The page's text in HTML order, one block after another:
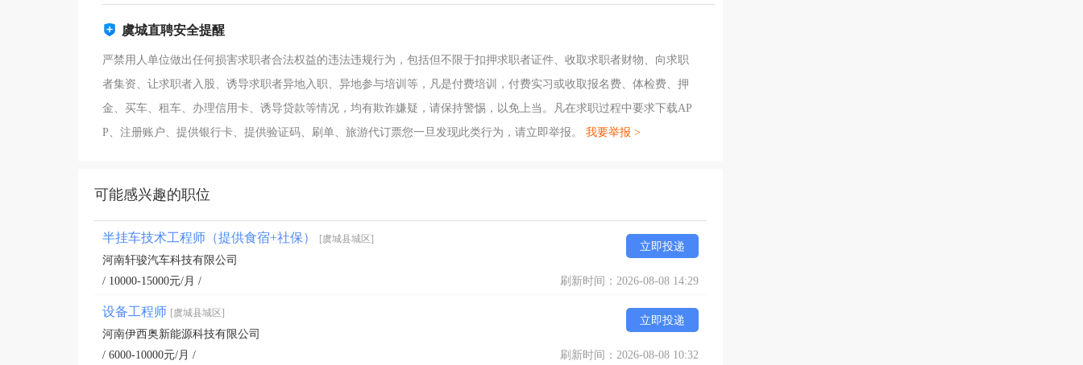
虞城直聘安全提醒
严禁用人单位做出任何损害求职者合法权益的违法违规行为，包括但不限于扣押求职者证件、收取求职者财物、向求职
者集资、让求职者入股、诱导求职者异地入职、异地参与培训等，凡是付费培训，付费实习或收取报名费、体检费、押
金、买车、租车、办理信用卡、诱导贷款等情况，均有欺诈嫌疑，请保持警惕，以免上当。凡在求职过程中要求下载AP
P、注册账户、提供银行卡、提供验证码、刷单、旅游代订票您一旦发现此类行为，请立即举报。 我要举报 >
可能感兴趣的职位
半挂车技术工程师（提供食宿+社保） [虞城县城区]
立即投递
河南轩骏汽车科技有限公司
/ 10000-15000元/月 /
刷新时间：2026-08-08 14:29
设备工程师 [虞城县城区]
立即投递
河南伊西奥新能源科技有限公司
/ 6000-10000元/月 /
刷新时间：2026-08-08 10:32